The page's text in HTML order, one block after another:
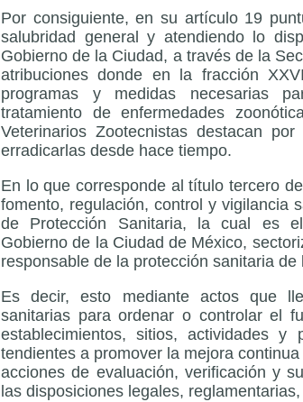
Por consiguiente, en su artículo 19
salubridad general y atendiendo lo
Gobierno de la Ciudad, a través de la
atribuciones donde en la fracción
programas y medidas necesarias
tratamiento de enfermedades
Veterinarios Zootecnistas destacan
erradicarlas desde hace tiempo.
En lo que corresponde al título tercero
fomento, regulación, control y vigilancia
de Protección Sanitaria, la cual es
Gobierno de la Ciudad de México,
responsable de la protección sanitaria
Es decir, esto mediante actos que
sanitarias para ordenar o controlar el
establecimientos, sitios, actividades y
tendientes a promover la mejora
acciones de evaluación, verificación y
las disposiciones legales,